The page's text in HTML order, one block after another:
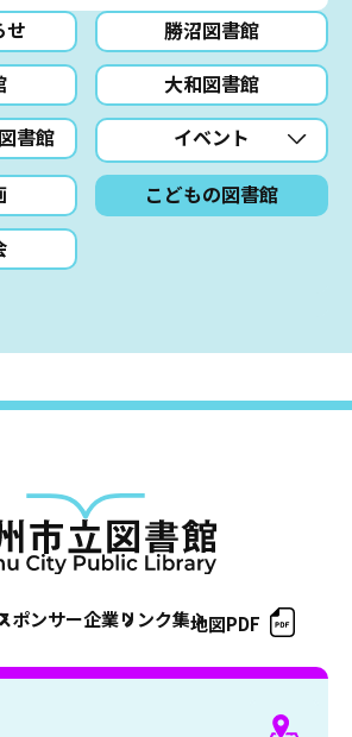
せ
勝沼図書館
大和図書館
書館
イベント
こどもの図書館
ポンサー企業リンク集地図PDF